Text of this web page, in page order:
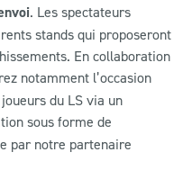
. Les spectateurs
stands qui proposeront
En collaboration
notamment l’occasion
du LS via un
sous forme de
par notre partenaire